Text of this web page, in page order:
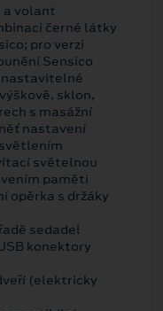
a volant
černé látky
pro verzi
Sensico
sklon,
s masážní
nastavení
světelnou
paměti
opěrka s držáky
sedadel
konektory
(elektricky